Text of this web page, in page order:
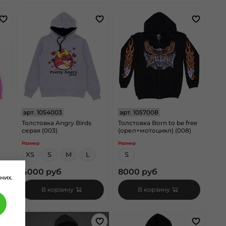
арт.1054003
Толстовка Angry Birds
серая (003)
Размер
XS S M L
4000 руб
В корзину
арт.1057008
Толстовка Born to be free
(орел+мотоцикл) (008)
Размер
S
8000 руб
В корзину